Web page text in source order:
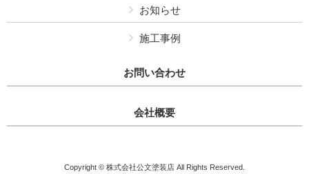
お知らせ
施工事例
お問い合わせ
会社概要
Copyright © 株式会社公文塗装店 All Rights Reserved.